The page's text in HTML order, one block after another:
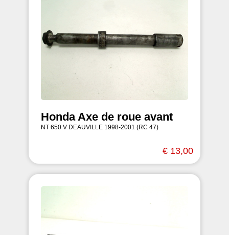
Honda Axe de roue avant
NT 650 V DEAUVILLE 1998-2001 (RC 47)
€ 13,00